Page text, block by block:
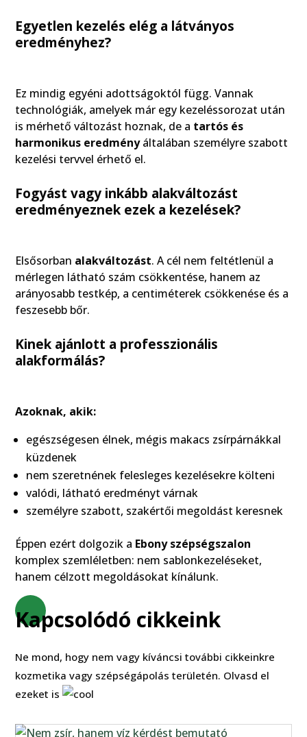
Egyetlen kezelés elég a látványos
eredményhez?
Ez mindig egyéni adottságoktól függ. Vannak
technológiák, amelyek már egy kezeléssorozat után
is mérhető változást hoznak, de a tartós és
harmonikus eredményáltalában személyre szabott
kezelési tervvel érhető el.
Fogyást vagy inkább alakváltozást
eredményeznek ezek a kezelések?
Elsősorban alakváltozást. A cél nem feltétlenül a
mérlegen látható szám csökkentése, hanem az
arányosabb testkép, a centiméterek csökkenése és a
feszesebb bőr.
Kinek ajánlott a professzionális
alakformálás?
Azoknak, akik:
egészségesen élnek, mégis makacs zsírpárnákkal
küzdenek
nem szeretnének felesleges kezelésekre költeni
valódi, látható eredményt várnak
személyre szabott, szakértői megoldást keresnek
Éppen ezért dolgozik a Ebony szépségszalon
komplex szemléletben: nem sablonkezeléseket,
hanem célzott megoldásokat kínálunk.
Kapcsolódó cikkeink
Ne mond, hogy nem vagy kíváncsi további cikkeinkre
kozmetika vagy szépségápolás területén. Olvasd el
ezeket is